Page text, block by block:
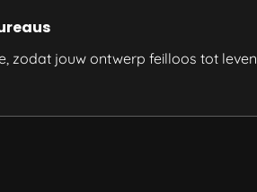
zodat jouw ontwerp feilloos tot leven